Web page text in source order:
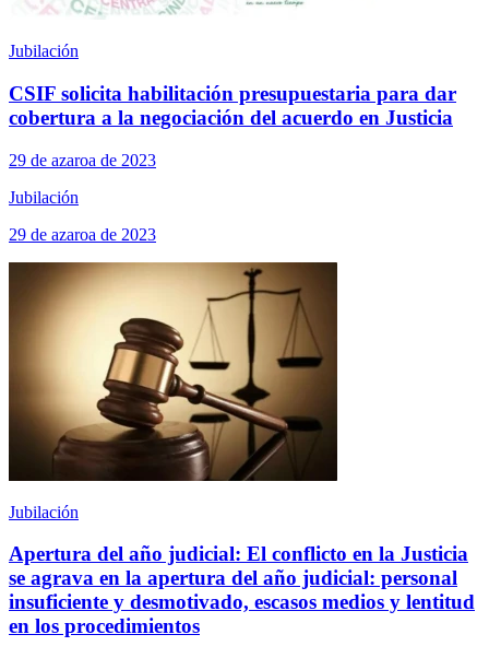
Jubilación
CSIF solicita habilitación presupuestaria para dar
cobertura a la negociación del acuerdo en Justicia
29 de azaroa de 2023
Jubilación
29 de azaroa de 2023
Jubilación
Apertura del año judicial: El conflicto en la Justicia
se agrava en la apertura del año judicial: personal
insuficiente y desmotivado, escasos medios y lentitud
en los procedimientos